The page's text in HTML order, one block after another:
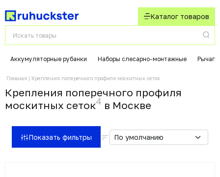
Каталог товаров
Аккумуляторные рубанки Наборы слесарно-монтажные
Главная Крепления поперечного профиля москитных сеток
Крепления поперечного профиля
москитных сеток4 в Москвe
Показать фильтры